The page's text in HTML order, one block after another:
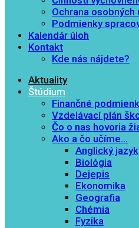
Ochrana osobných
Podmienky
Kalendár úloh
Kontakt
Kde nás nájdete?
Aktuality
Štúdium
Finančné
Vzdelávací plán
Čo o nas hovoria
Ako a čo učíme…
Anglický jazyk
Biológia
Dejepis
Ekonomika
Geografia
Chémia
Fyzika